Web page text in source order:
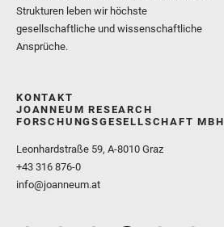
Strukturen leben wir höchste
gesellschaftliche und wissenschaftliche
Ansprüche.
KONTAKT
JOANNEUM RESEARCH
FORSCHUNGSGESELLSCHAFT MBH
Leonhardstraße 59, A-8010 Graz
+43 316 876-0
info@joanneum.at